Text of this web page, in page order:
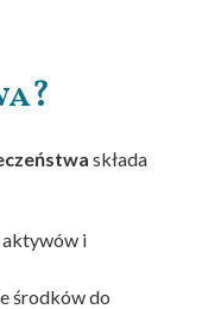
składa
i
środków do